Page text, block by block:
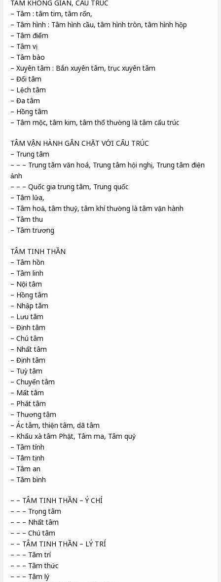
TÂM KHÔNG GIAN, CẤU TRÚC
– Tâm : tâm tim, tâm rốn,
– Tâm hình : Tâm hình cầu, tâm hình tròn, tâm hình hộp
– Tâm điểm
– Tâm vị
– Tâm bào
– Xuyên tâm : Bắn xuyên tâm, trục xuyên tâm
– Đổi tâm
– Lệch tâm
– Đa tâm
– Hồng tâm
– Tâm mộc, tâm kim, tâm thổ thường là tâm cấu trúc
TÂM VẬN HÀNH GẮN CHẶT VỚI CẤU TRÚC
– Trung tâm
– – – Trung tâm văn hoá, Trung tâm hội nghị, Trung tâm điện
ảnh
– – – Quốc gia trung tâm, Trung quốc
– Tâm lửa,
– Tâm hoả, tâm thuỷ, tâm khí thường là tâm vận hành
– Tâm thu
– Tâm trương
TÂM TINH THẦN
– Tâm hồn
– Tâm linh
– Nội tâm
– Hồng tâm
– Nhập tâm
– Lưu tâm
– Định tâm
– Chú tâm
– Nhất tâm
– Định tâm
– Tuỳ tâm
– Chuyển tâm
– Mất tâm
– Phát tâm
– Thương tâm
– Ác tâm, thiện tâm, dã tâm
– Khẩu xà tâm Phật, Tâm ma, Tâm quỷ
– Tâm tính
– Tâm tịnh
– Tâm an
– Tâm bình
– – TÂM TINH THẦN – Ý CHÍ
– – – Trọng tâm
– – – Nhất tâm
– – – Chú tâm
– – TÂM TINH THẦN – LÝ TRÍ
– – – Tâm trí
– – – Tâm thức
– – – Tâm lý